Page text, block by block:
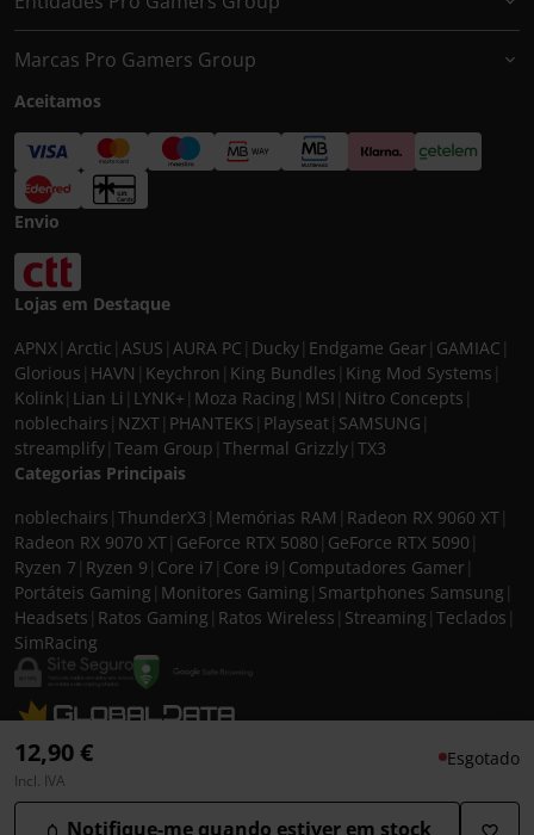
12,90 € Esgotado
Incl. IVA
Notifique-me quando estiver em stock
Marcas Pro Gamers Group
Aceitamos
Envio
Lojas em Destaque
APNX Arctic ASUS AURA PC Ducky Endgame Gear GAMIAC
Glorious HAVN Keychron King Bundles King Mod Systems
Kolink Lian Li LYNK+ Moza Racing MSI Nitro Concepts
noblechairs NZXT PHANTEKS Playseat SAMSUNG
streamplify Team Group Thermal Grizzly TX3
Categorias Principais
noblechairs ThunderX3 Memórias RAM Radeon RX 9060 XT
Radeon RX 9070 XT GeForce RTX 5080 GeForce RTX 5090
Ryzen 7 Ryzen 9 Core i7 Core i9 Computadores Gamer
Portáteis Gaming Monitores Gaming Smartphones Samsung
Headsets Ratos Gaming Ratos Wireless Streaming Teclados
SimRacing
© 2026 CASEKING IBERIA. TODOS OS DIREITOS RESERVADOS. IVA incluído à
taxa em vigor para todos os produtos. As fotos apresentadas podem não
corresponder às configurações descritas. Preços e especificações sujeitos a
alteração sem aviso prévio. A caseking Iberia declina qualquer